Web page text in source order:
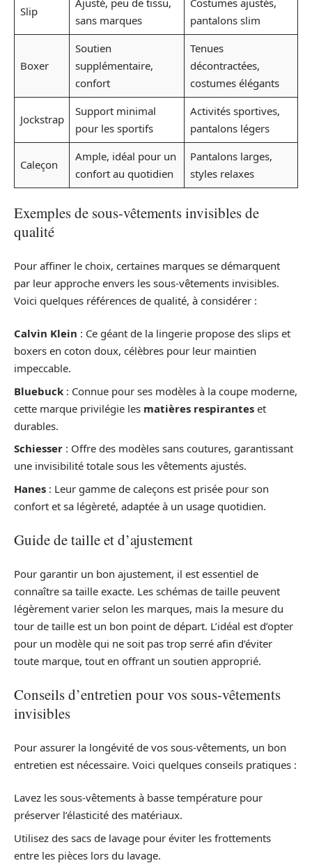
Slip
sans marques
pantalons slim
Boxer
Soutien
supplémentaire,
confort
Tenues
décontractées,
costumes élégants
Jockstrap
Support minimal
pour les sportifs
Activités sportives,
pantalons légers
Caleçon
Ample, idéal pour un
confort au quotidien
Pantalons larges,
styles relaxes
Exemples de sous-vêtements invisibles de
qualité
Pour affiner le choix, certaines marques se démarquent
par leur approche envers les sous-vêtements invisibles.
Voici quelques références de qualité, à considérer :
Calvin Klein : Ce géant de la lingerie propose des slips et
boxers en coton doux, célèbres pour leur maintien
impeccable.
Bluebuck : Connue pour ses modèles à la coupe moderne,
cette marque privilégie les matières respirantes et
durables.
Schiesser : Offre des modèles sans coutures, garantissant
une invisibilité totale sous les vêtements ajustés.
Hanes : Leur gamme de caleçons est prisée pour son
confort et sa légèreté, adaptée à un usage quotidien.
Guide de taille et d’ajustement
Pour garantir un bon ajustement, il est essentiel de
connaître sa taille exacte. Les schémas de taille peuvent
légèrement varier selon les marques, mais la mesure du
tour de taille est un bon point de départ. L’idéal est d’opter
pour un modèle qui ne soit pas trop serré afin d’éviter
toute marque, tout en offrant un soutien approprié.
Conseils d’entretien pour vos sous-vêtements
invisibles
Pour assurer la longévité de vos sous-vêtements, un bon
entretien est nécessaire. Voici quelques conseils pratiques :
Lavez les sous-vêtements à basse température pour
préserver l’élasticité des matériaux.
Utilisez des sacs de lavage pour éviter les frottements
entre les pièces lors du lavage.